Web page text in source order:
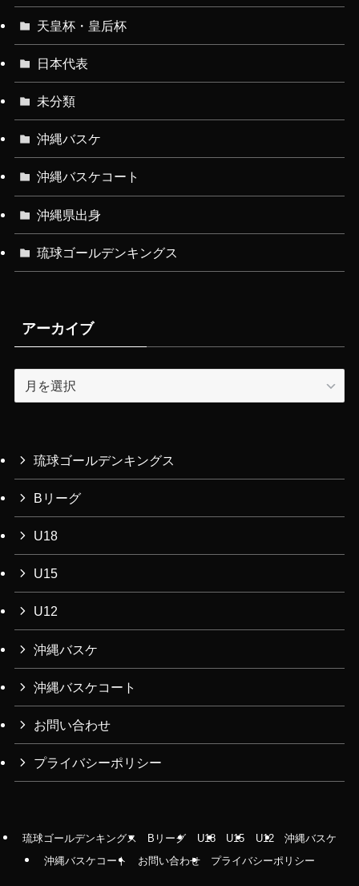
天皇杯・皇后杯
日本代表
未分類
沖縄バスケ
沖縄バスケコート
沖縄県出身
琉球ゴールデンキングス
アーカイブ
ー
ブ
琉球ゴールデンキングス
Bリーグ
U18
U15
U12
沖縄バスケ
沖縄バスケコート
お問い合わせ
プライバシーポリシー
琉球ゴールデンキングス Bリーグ U18 U15 U12
沖縄バスケ
沖縄バスケコート
お問い合わせ プライバシーポリシー